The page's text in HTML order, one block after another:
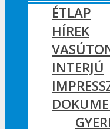
ÉTLAP
HÍREK
INTERJÚ